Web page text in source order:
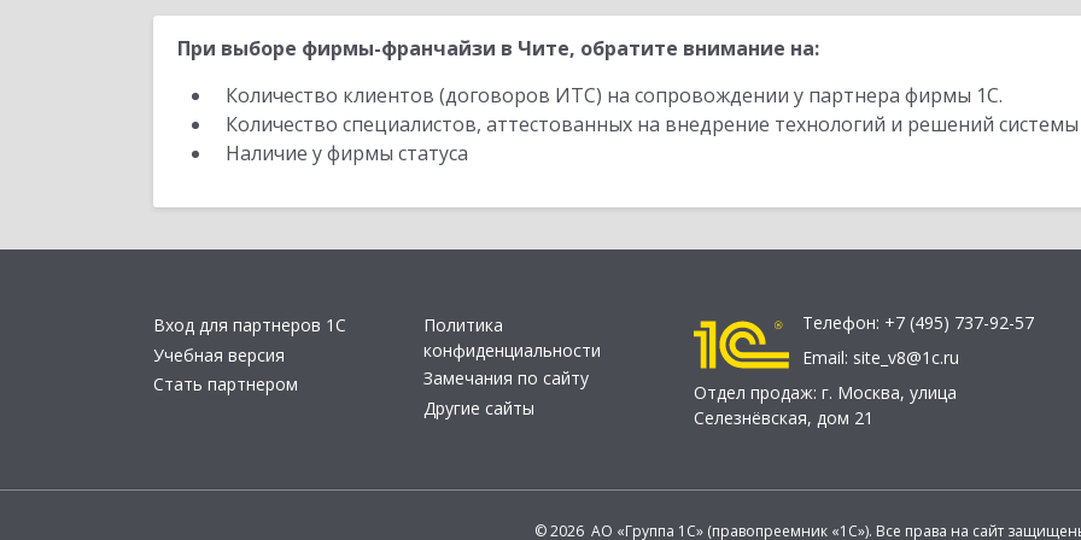
При выборе фирмы-франчайзи в Чите, обратите внимание на:
Количество клиентов (договоров ИТС) на сопровождении у партнера фирмы 1С.
Количество специалистов, аттестованных на внедрение технологий и решений
Наличие у фирмы статуса
Вход для партнеров 1С
Учебная версия
Стать партнером
Политика
конфиденциальности
Замечания по сайту
Другие сайты
Телефон: +7 (495) 737-92-57
Email: site_v8@1c.ru
Отдел продаж: г. Москва, улица
Селезнёвская, дом 21
© 2026 АО «Группа 1С» (правопреемник «1С»). Все права на сайт